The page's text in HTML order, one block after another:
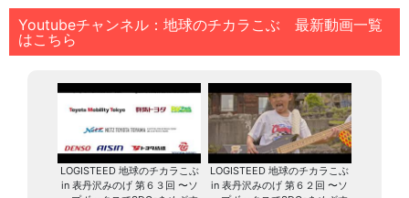
Youtubeチャンネル：地球のチカラこぶ 最新動画一覧
はこちら
LOGISTEED 地球のチカラこぶ
in 表丹沢みのげ 第６３回 〜ソ
LOGISTEED 地球のチカラこぶ
in 表丹沢みのげ 第６２回 〜ソ